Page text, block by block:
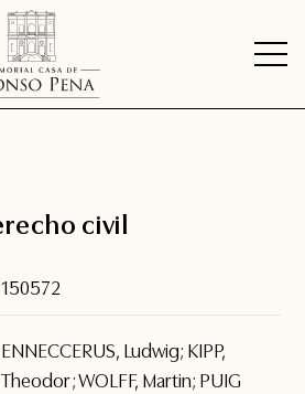
civil
150572
ENNECCERUS, Ludwig; KIPP,
Theodor; WOLFF, Martin; PUIG